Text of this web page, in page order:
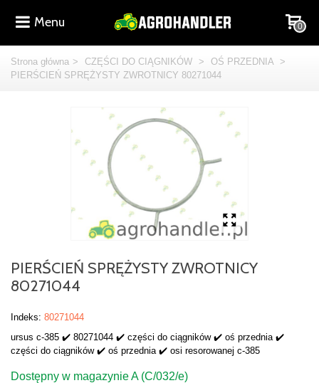
Menu 0
Strona główna > CZĘŚCI DO CIĄGNIKÓW > OŚ PRZEDNIA
>
PIERŚCIEŃ SPRĘŻYSTY ZWROTNICY 80271044
PIERŚCIEŃ SPRĘŻYSTY ZWROTNICY
80271044
Indeks: 80271044
ursus c-385 ✔️ 80271044 ✔️ części do ciągników ✔️ oś przednia ✔️
części do ciągników ✔️ oś przednia ✔️ osi resorowanej c-385
Dostępny w magazynie A (C/032/e)